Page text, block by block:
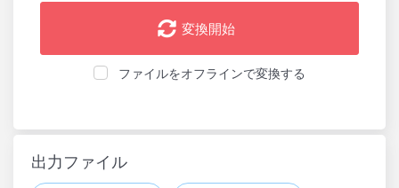
変換開始
ファイルをオフラインで変換する
出力ファイル